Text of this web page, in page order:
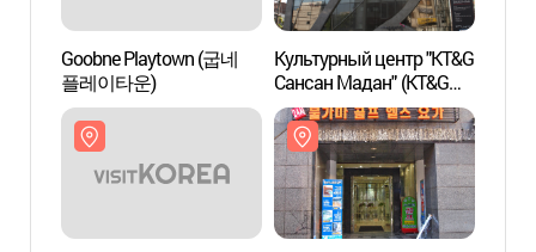
Goobne Playtown (굽네
플레이타운)
Культурный центр "KT&G
Сансан Мадан" (KT&G
상상마당(홍대))